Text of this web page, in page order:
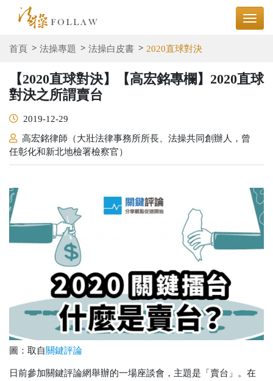
首頁 法操專題 法操白皮書 2020直球對決
【2020直球對決】【高宏銘專欄】2020直球
對決之所謂賣台
2019-12-29
高宏銘律師（大壯法律事務所所長、法操共同創辦人，曾
任彰化和新北地檢署檢察官）
圖：取自關鍵評論
日前參加關鍵評論網舉辦的一場座談會，主題是「賣台」。在